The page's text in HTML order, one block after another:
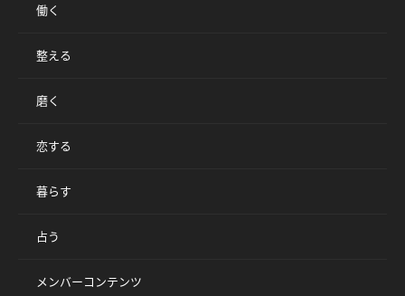
働く
整える
磨く
恋する
暮らす
占う
メンバーコンテンツ